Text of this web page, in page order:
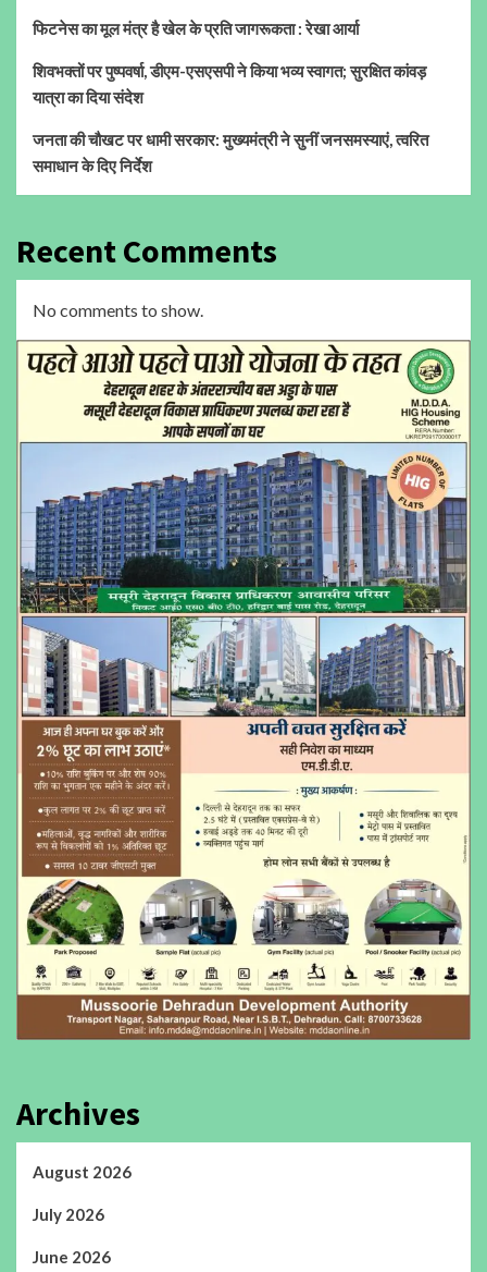
फिटनेस का मूल मंत्र है खेल के प्रति जागरूकता : रेखा आर्या
शिवभक्तों पर पुष्पवर्षा, डीएम-एसएसपी ने किया भव्य स्वागत; सुरक्षित कांवड़
यात्रा का दिया संदेश
जनता की चौखट पर धामी सरकार: मुख्यमंत्री ने सुनीं जनसमस्याएं, त्वरित
समाधान के दिए निर्देश
Recent Comments
No comments to show.
Archives
August 2026
July 2026
June 2026